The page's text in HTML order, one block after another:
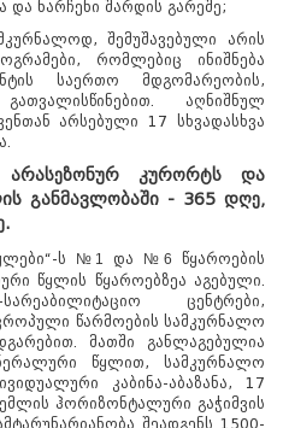
და ნარჩენი შარდის გარეშე;
შემუშავებული არის
რომლებიც ინიშნება
საერთო მდგომარეობის,
აღნიშნულ
არსებული 17 სხვადასხვა
არასეზონურ კურორტს და
განმავლობაში - 365 დღე,
ს №1 და №6
წყაროების
წყლის წყაროებზეა აგებული.
ცენტრები,
წარმოების სამკურნალო
მათში განლაგებულია
წყლით, სამკურნალო
კაბინა-აბაზანა, 17
ჰორიზონტალური გაჭიმვის
შეადგენს 1500-